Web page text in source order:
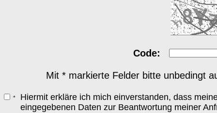
Code:
Mit * markierte Felder bitte unbedingt
*
Hiermit erkläre ich mich einverstanden, dass
eingegebenen Daten zur Beantwortung meiner